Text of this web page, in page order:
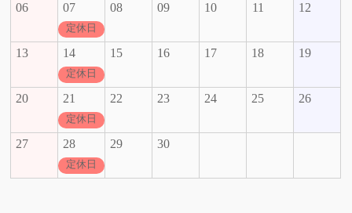
06 07
定休日
08 09 10 11 12
13 14
定休日
15 16 17 18 19
20 21
定休日
22 23 24 25 26
27 28
定休日
29 30